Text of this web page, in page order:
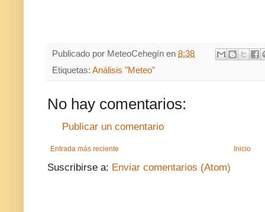
Publicado por MeteoCehegín en 8:38
Etiquetas: Análisis "Meteo"
No hay comentarios:
Publicar un comentario
Entrada más reciente Inicio
Suscribirse a: Enviar comentarios (Atom)